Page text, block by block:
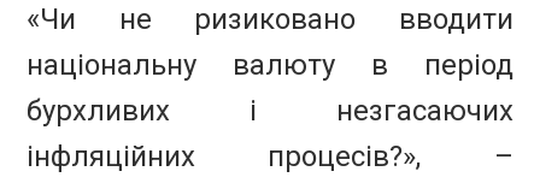
«Чи не ризиковано вводити
національну валюту в період
бурхливих і незгасаючих
інфляційних процесів?», –